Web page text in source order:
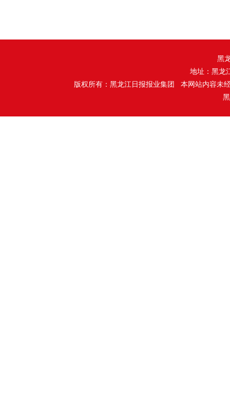
黑
地址：黑龙
版权所有：黑龙江日报报业集团 本网站内容未